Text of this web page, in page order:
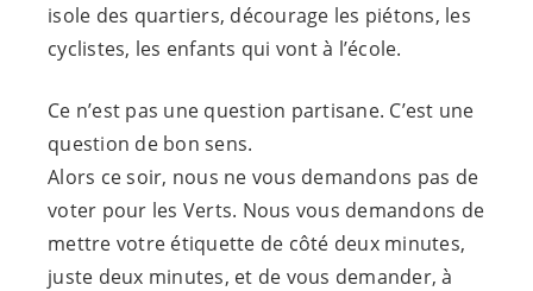
isole des quartiers, décourage les piétons, les
cyclistes, les enfants qui vont à l’école.
Ce n’est pas une question partisane. C’est une
question de bon sens.
Alors ce soir, nous ne vous demandons pas de
voter pour les Verts. Nous vous demandons de
mettre votre étiquette de côté deux minutes,
juste deux minutes, et de vous demander, à